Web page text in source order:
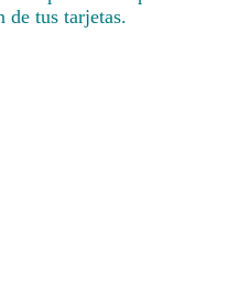
de tus tarjetas.